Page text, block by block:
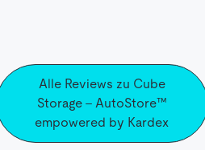
Alle Reviews zu Cube
Storage - AutoStore™
empowered by Kardex